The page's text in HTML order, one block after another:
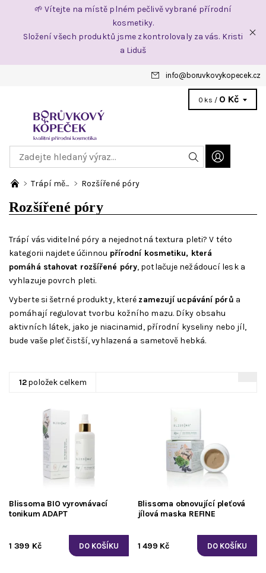
🌱 Vítejte na místě plném pečlivě vybrané přírodní
kosmetiky.
Složení všech produktů jsme zkontrolovaly za vás. Kristi
a Liduš
info@ boruvkovykopecek.cz
0 ks / 0 Kč
Trápí mě... Rozšířené póry
Rozšířené póry
Trápí vás viditelné póry a nejednotná textura pleti? V této
kategorii najdete účinnou přírodní kosmetiku, která
pomáhá stahovat rozšířené póry, potlačuje nežádoucí lesk a
vyhlazuje povrch pleti.
Vyberte si šetrné produkty, které zamezují ucpávání pórů a
pomáhají regulovat tvorbu kožního mazu. Díky obsahu
aktivních látek, jako je niacinamid, přírodní kyseliny nebo jíl,
bude vaše pleť čistší, vyhlazená a sametově hebká.
12položek celkem
Blissoma BIO vyrovnávací
tonikum ADAPT
1 399 Kč
Blissoma obnovující pleťová
jílová maska REFINE
1 499 Kč